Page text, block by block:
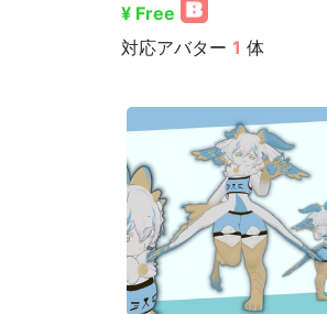
¥ Free
対応アバター 1 体